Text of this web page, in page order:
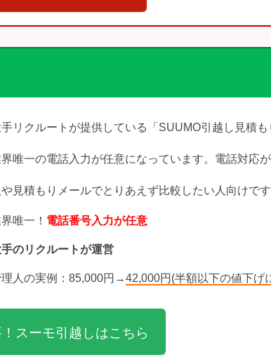
手リクルートが提供している「SUUMO引越し見積も
唯一の電話入力が任意になっています。電話対応
や見積もりメールでとりあえず比較したい人向けです
唯一！ 電話番号入力が任意
手のリクルートが運営
人の実例：85,000円→42,000円(半額以下の値下げ
スーモ引越しはこちら